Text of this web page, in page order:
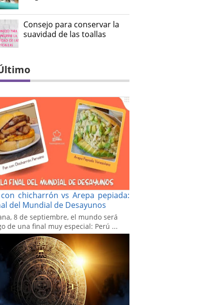
Consejo para conservar la
suavidad de las toallas
chicharrón vs Arepa pepiada:
del Mundial de Desayunos
8 de septiembre, el mundo será
de una final muy especial: Perú ...